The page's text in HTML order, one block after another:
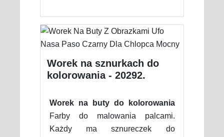
Worek na sznurkach do
kolorowania - 20292.
Worek na buty do kolorowania
Farby do malowania palcami.
Każdy ma sznureczek do